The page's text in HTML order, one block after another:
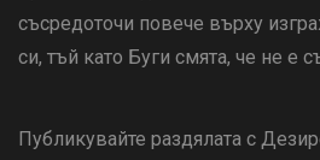
съсредоточи повече върху
си, тъй като Буги смята, че не е
Публикувайте раздялата с